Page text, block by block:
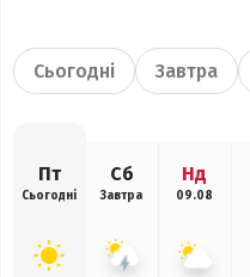
Сьогодні Завтра
Пт
Сьогодні
Сб
Завтра
Нд
09.08